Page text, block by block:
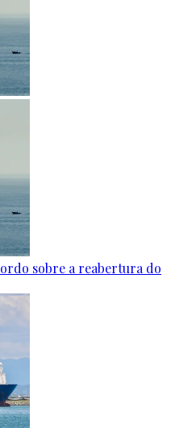
sobre a reabertura do